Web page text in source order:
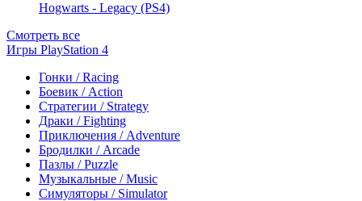
Hogwarts - Legacy (PS4)
Смотреть все
Игры PlayStation 4
Гонки / Racing
Боевик / Action
Стратегии / Strategy
Драки / Fighting
Приключения / Adventure
Бродилки / Arcade
Пазлы / Puzzle
Музыкальные / Music
Симуляторы / Simulator